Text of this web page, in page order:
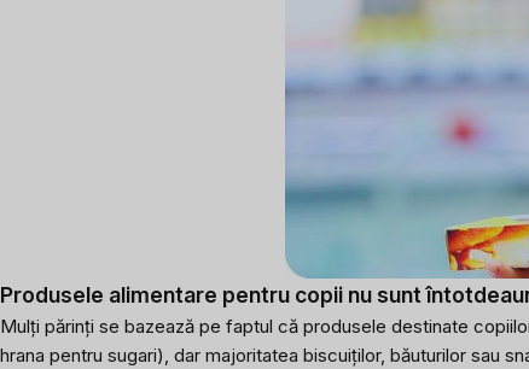
Produsele alimentare pentru copii nu sunt
Mulți părinți se bazează pe faptul că produsele destinate
hrana pentru sugari), dar majoritatea biscuiților, băuturilor sau